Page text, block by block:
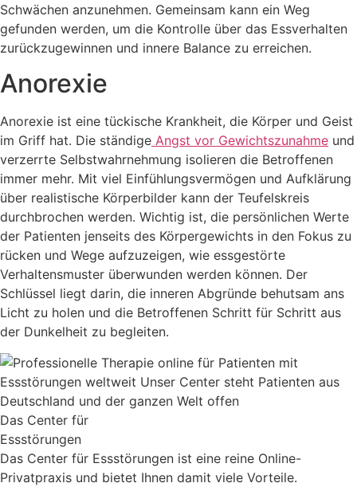
Schwächen anzunehmen. Gemeinsam kann ein Weg
gefunden werden, um die Kontrolle über das Essverhalten
zurückzugewinnen und innere Balance zu erreichen.
Anorexie
Anorexie ist eine tückische Krankheit, die Körper und Geist
im Griff hat. Die ständige Angst vor Gewichtszunahme und
verzerrte Selbstwahrnehmung isolieren die Betroffenen
immer mehr. Mit viel Einfühlungsvermögen und Aufklärung
über realistische Körperbilder kann der Teufelskreis
durchbrochen werden. Wichtig ist, die persönlichen Werte
der Patienten jenseits des Körpergewichts in den Fokus zu
rücken und Wege aufzuzeigen, wie essgestörte
Verhaltensmuster überwunden werden können. Der
Schlüssel liegt darin, die inneren Abgründe behutsam ans
Licht zu holen und die Betroffenen Schritt für Schritt aus
der Dunkelheit zu begleiten.
Das Center für
Essstörungen
Das Center für Essstörungen ist eine reine Online-
Privatpraxis und bietet Ihnen damit viele Vorteile.